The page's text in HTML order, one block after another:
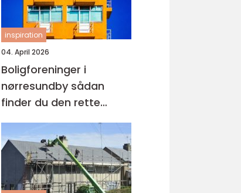
inspiration
04. April 2026
Boligforeninger i
nørresundby sådan
finder du den rette
lejebolig